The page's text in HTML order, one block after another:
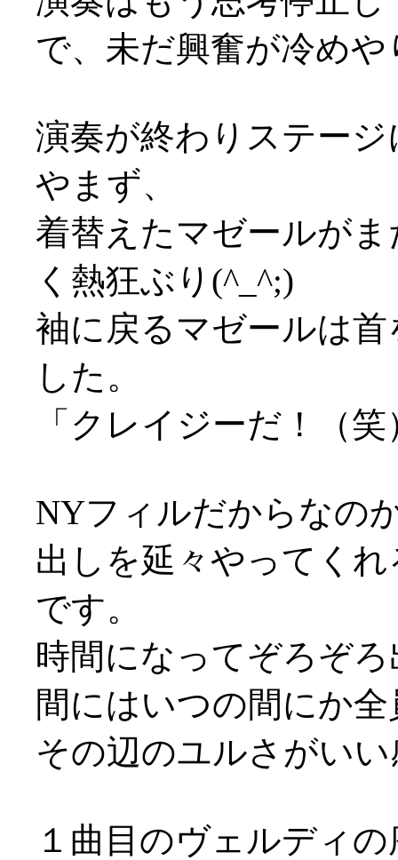
で、未だ興奮が冷め
演奏が終わりステー
やまず、
着替えたマゼールが
く熱狂ぶり(^_^;)
袖に戻るマゼールは
した。
「クレイジーだ！（
NYフィルだからなの
出しを延々やってく
です。
時間になってぞろぞ
間にはいつの間にか
その辺のユルさがい
１曲目のヴェルディ